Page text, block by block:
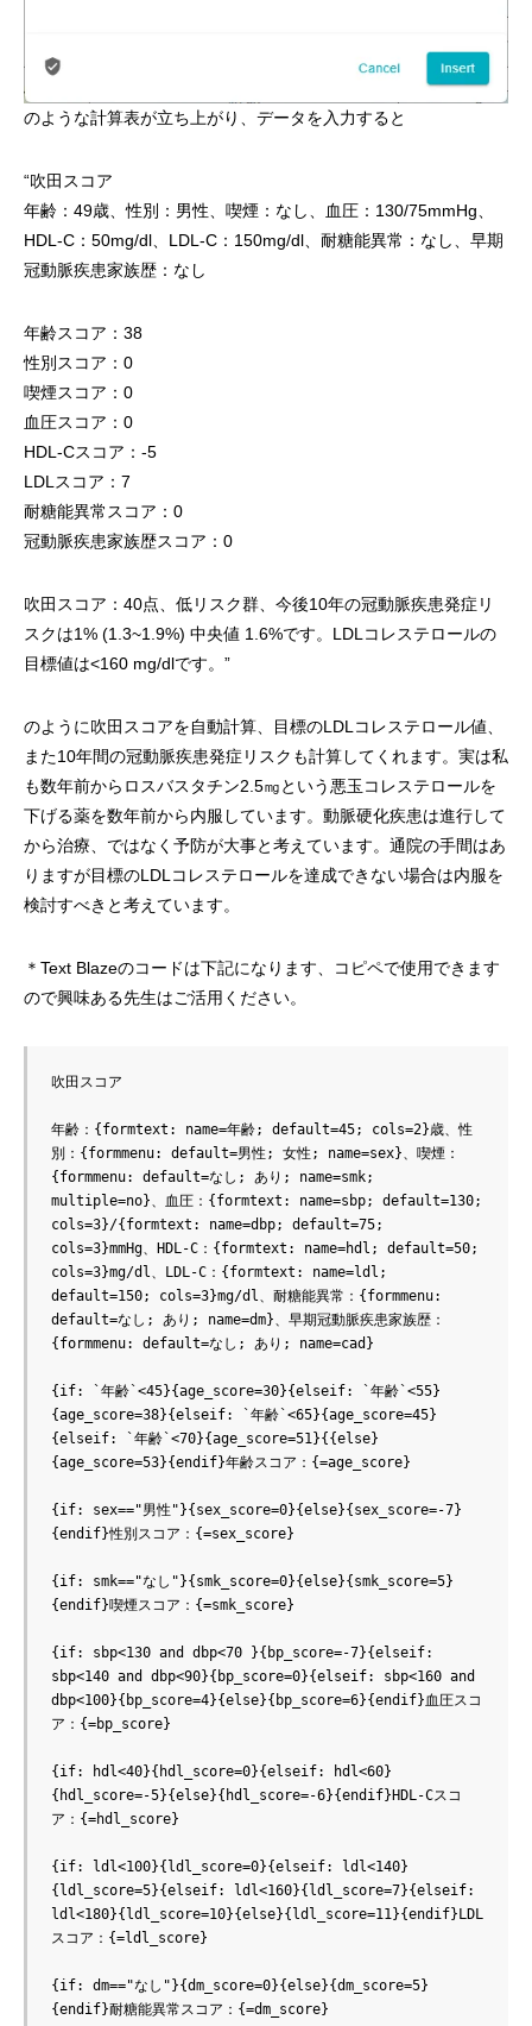
のような計算表が立ち上がり、データを入力すると
“吹田スコア
年齢：49歳、性別：男性、喫煙：なし、血圧：130/75mmHg、
HDL-C：50mg/dl、LDL-C：150mg/dl、耐糖能異常：なし、早期
冠動脈疾患家族歴：なし
年齢スコア：38
性別スコア：0
喫煙スコア：0
血圧スコア：0
HDL-Cスコア：-5
LDLスコア：7
耐糖能異常スコア：0
冠動脈疾患家族歴スコア：0
吹田スコア：40点、低リスク群、今後10年の冠動脈疾患発症リ
スクは1% (1.3~1.9%) 中央値 1.6%です。LDLコレステロールの
目標値は<160 mg/dlです。”
のように吹田スコアを自動計算、目標のLDLコレステロール値、
また10年間の冠動脈疾患発症リスクも計算してくれます。実は私
も数年前からロスバスタチン2.5㎎という悪玉コレステロールを
下げる薬を数年前から内服しています。動脈硬化疾患は進行して
から治療、ではなく予防が大事と考えています。通院の手間はあ
りますが目標のLDLコレステロールを達成できない場合は内服を
検討すべきと考えています。
＊Text Blazeのコードは下記になります、コピペで使用できます
ので興味ある先生はご活用ください。
吹田スコア
年齢：{formtext: name=年齢; default=45; cols=2}歳、性
別：{formmenu: default=男性; 女性; name=sex}、喫煙：
{formmenu: default=なし; あり; name=smk;
multiple=no}、血圧：{formtext: name=sbp; default=130;
cols=3}/{formtext: name=dbp; default=75;
cols=3}mmHg、HDL-C：{formtext: name=hdl; default=50;
cols=3}mg/dl、LDL-C：{formtext: name=ldl;
default=150; cols=3}mg/dl、耐糖能異常：{formmenu:
default=なし; あり; name=dm}、早期冠動脈疾患家族歴：
{formmenu: default=なし; あり; name=cad}
{if: `年齢`<45}{age_score=30}{elseif: `年齢`<55}
{age_score=38}{elseif: `年齢`<65}{age_score=45}
{elseif: `年齢`<70}{age_score=51}{{else}
{age_score=53}{endif}年齢スコア：{=age_score}
{if: sex=="男性"}{sex_score=0}{else}{sex_score=-7}
{endif}性別スコア：{=sex_score}
{if: smk=="なし"}{smk_score=0}{else}{smk_score=5}
{endif}喫煙スコア：{=smk_score}
{if: sbp<130 and dbp<70 }{bp_score=-7}{elseif:
sbp<140 and dbp<90}{bp_score=0}{elseif: sbp<160 and
dbp<100}{bp_score=4}{else}{bp_score=6}{endif}血圧スコ
ア：{=bp_score}
{if: hdl<40}{hdl_score=0}{elseif: hdl<60}
{hdl_score=-5}{else}{hdl_score=-6}{endif}HDL-Cスコ
ア：{=hdl_score}
{if: ldl<100}{ldl_score=0}{elseif: ldl<140}
{ldl_score=5}{elseif: ldl<160}{ldl_score=7}{elseif:
ldl<180}{ldl_score=10}{else}{ldl_score=11}{endif}LDL
スコア：{=ldl_score}
{if: dm=="なし"}{dm_score=0}{else}{dm_score=5}
{endif}耐糖能異常スコア：{=dm_score}